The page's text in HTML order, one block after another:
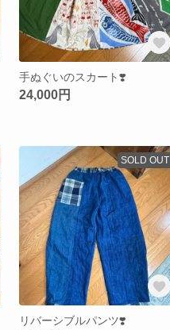
手ぬぐいのスカート❣️
24,000円
SOLD OUT
リバーシブルパンツ❣️